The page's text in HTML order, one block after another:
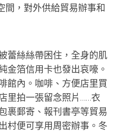
間，對外供給貿易辦事和
絲絲帶困住，全身的肌
金箔信用卡也發出哀嚎。
館內。咖啡、方便店里買
里拍一張留念照片……衣
裹郵寄、報刊書亭等貿易
村便可享用周密辦事。冬